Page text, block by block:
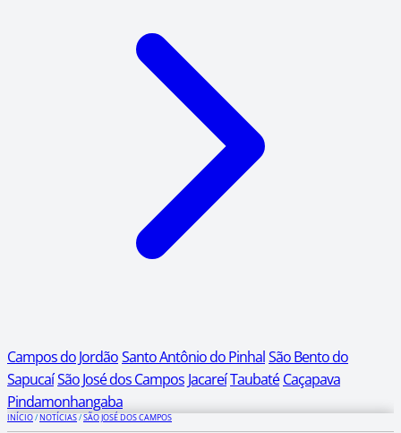
Campos do JordãoSanto Antônio do PinhalSão Bento do
SapucaíSão José dos Campos JacareíTaubaté Caçapava
Pindamonhangaba
INÍCIO/NOTÍCIAS/SÃO JOSÉ DOS CAMPOS